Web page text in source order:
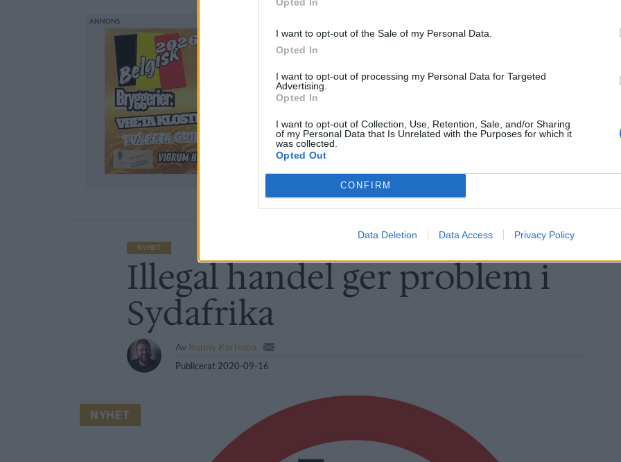
I want to opt-out of the Sale of my Personal Data.
Opted In
I want to opt-out of processing my Personal Data for Targeted
Advertising.
Opted In
I want to opt-out of Collection, Use, Retention, Sale, and/or Sharing
of my Personal Data that Is Unrelated with the Purposes for which it
was collected.
Opted Out
CONFIRM
Data Deletion Data Access Privacy Policy
NYHET
Illegal handel ger problem i
Sydafrika
Av Ronny Karlsson
Publicerat 2020-09-16
NYHET